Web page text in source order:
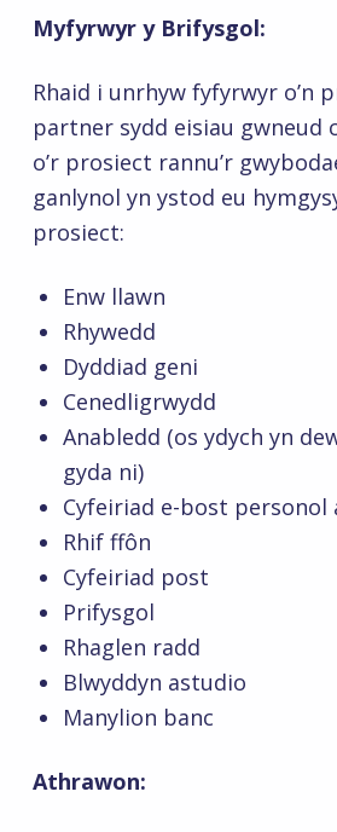
Myfyrwyr y Brifysgol:
Rhaid i unrhyw fyfyrwyr o’n
partner sydd eisiau gwneud
o’r prosiect rannu’r
ganlynol yn ystod eu
prosiect:
Enw llawn
Rhywedd
Dyddiad geni
Cenedligrwydd
Anabledd (os ydych yn
gyda ni)
Cyfeiriad e-bost personol
Rhif ffôn
Cyfeiriad post
Prifysgol
Rhaglen radd
Blwyddyn astudio
Manylion banc
Athrawon: